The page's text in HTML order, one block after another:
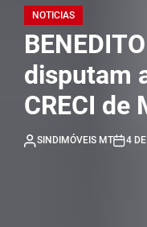
NOTICIAS
disputam
CRECI de
SINDIMÓVEIS MT 4